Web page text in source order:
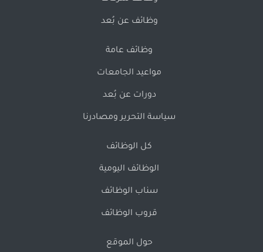
وظائف عن بُعد
وظائف عامة
مواعيد الجامعات
دورات عن بُعد
سياسة التحرير ومصادرنا
كل الوظائف
الوظائف اليومية
سناب الوظائف
قروب الوظائف
حول الموقع